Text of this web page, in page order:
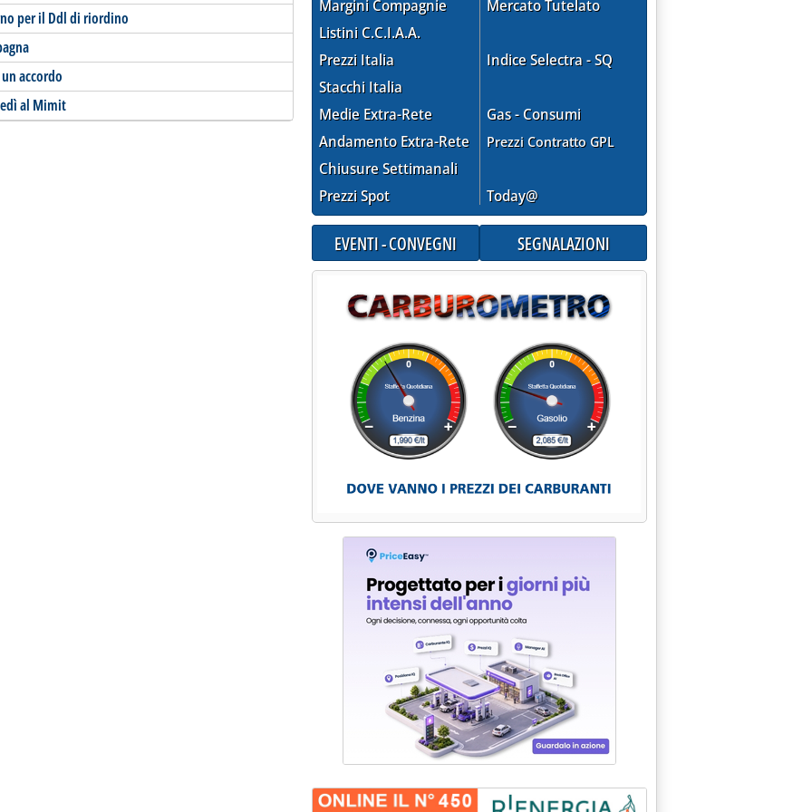
per il Ddl di riordino
accordo
al Mimit
Margini Compagnie
Listini C.C.I.A.A.
Prezzi Italia
Stacchi Italia
Medie Extra-Rete
Andamento Extra-Rete
Chiusure Settimanali
Prezzi Spot
Mercato Tutelato
Indice Selectra - SQ
Gas - Consumi
Prezzi Contratto GPL
Today@
EVENTI - CONVEGNI SEGNALAZIONI